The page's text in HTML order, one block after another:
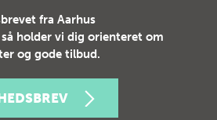
fra Aarhus
holder vi dig orienteret om
og gode tilbud.